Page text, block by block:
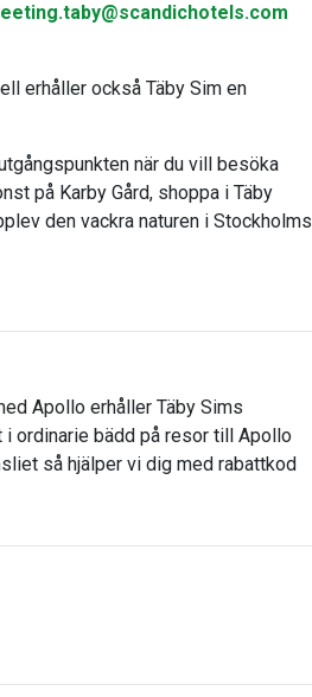
erhåller också Täby Sim en
när du vill besöka
på Karby Gård, shoppa i Täby
den vackra naturen i Stockholms
Apollo erhåller Täby Sims
ordinarie bädd på resor till Apollo
så hjälper vi dig med rabattkod